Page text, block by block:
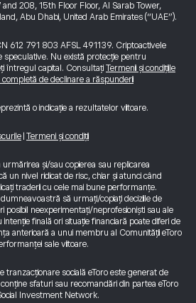
208, 15th Floor Floor, Al Sarab Tower,
Abu Dhabi, United Arab Emirates (“UAE”).
612 791 803 AFSL 491139. Criptoactivele
Nu există protecție pentru
întregul capital. Consultați Termenii și condițiile
de declinare a răspunderii
o indicație a rezultatelor viitoare.
Termeni și condiții
și/sau copierea sau replicarea
un nivel ridicat de risc, chiar și atunci când
traderii cu cele mai bune performanțe.
să urmați/copiați deciziile de
posibil neexperimentați/neprofesioniști sau ale
finală ori situație financiară poate diferi de
anterioară a unui membru al Comunității eToro
sale viitoare.
socială eToro este generat de
sfaturi sau recomandări din partea eToro
Investment Network.